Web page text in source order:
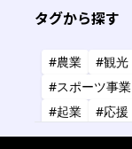
苅田町
タグから探す
#農業 #観光
#スポーツ事業
#起業
#応援
#共創
#健康